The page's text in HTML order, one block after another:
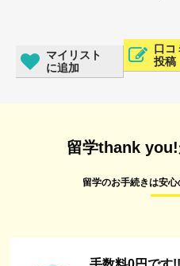
マイリスト
に追加
口コ
投稿
留学thank
留学のお手続きは安